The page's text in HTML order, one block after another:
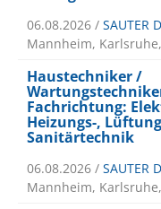
06.08.2026 / SAUTER
Mannheim,
Haustechniker /
Fachrichtung:
Heizungs-,
Sanitärtechnik
06.08.2026 / SAUTER
Mannheim,